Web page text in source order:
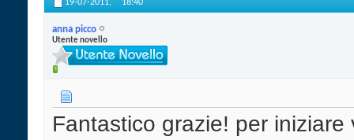
19-07-2011, 18:40
anna picco
Utente novello
Fantastico grazie! per